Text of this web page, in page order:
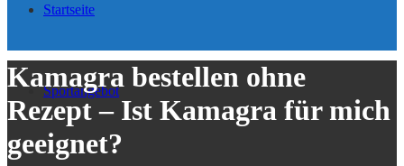
Startseite
Sportangebot
Kamagra bestellen ohne
Rezept – Ist Kamagra für mich
geeignet?